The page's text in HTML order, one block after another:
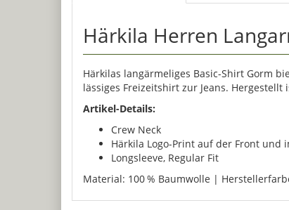
Härkila Herren
Härkilas langärmeliges Basic-Shirt Gorm
lässiges Freizeitshirt zur Jeans.
Artikel-Details:
Crew Neck
Härkila Logo-Print auf der Front und
Longsleeve, Regular Fit
Material: 100 % Baumwolle |